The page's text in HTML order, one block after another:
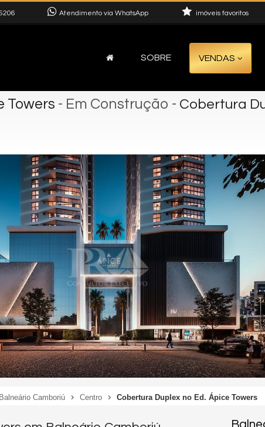
Atendimento via WhatsApp imóveis favoritos
SOBRE VENDAS
Towers - Em Construção - Cobertura
Balneário Camboriú Centro Cobertura Duplex no Ed. Ápice Towers